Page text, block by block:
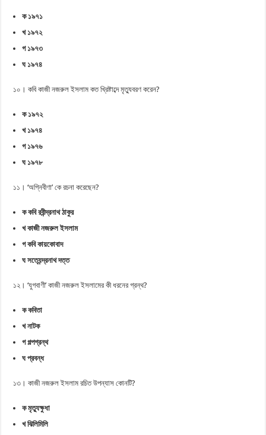
ক ১৯৭১
খ ১৯৭২
গ ১৯৭৩
ঘ ১৯৭৪
১০। কবি কাজী নজরুল ইসলাম কত খ্রিষ্টাব্দে মৃত্যুবরণ করেন?
ক ১৯৭২
খ ১৯৭৪
গ ১৯৭৬
ঘ ১৯৭৮
১১। ‘অগ্নিবীণা’ কে রচনা করেছেন?
ক কবি রবীন্দ্রনাথ ঠাকুর
খ কাজী নজরুল ইসলাম
গ কবি কায়কোবাদ
ঘ সত্যেন্দ্রনাথ দত্ত
১২। ‘যুগবাণী’ কাজী নজরুল ইসলামের কী ধরনের গ্রন্থ?
ক কবিতা
খ নাটক
গ গল্পগ্রন্থ
ঘ প্রবন্ধ
১৩। কাজী নজরুল ইসলাম রচিত উপন্যাস কোনটি?
ক মৃত্যুক্ষুধা
খ ঝিলিমিলি